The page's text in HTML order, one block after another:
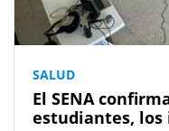
SALUD
El SENA
estudiantes, los